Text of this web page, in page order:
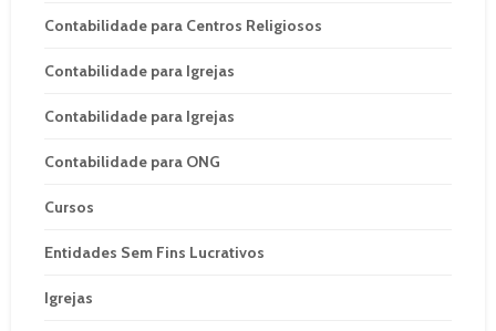
Contabilidade para Centros Religiosos
Contabilidade para Igrejas
Contabilidade para Igrejas
Contabilidade para ONG
Cursos
Entidades Sem Fins Lucrativos
Igrejas